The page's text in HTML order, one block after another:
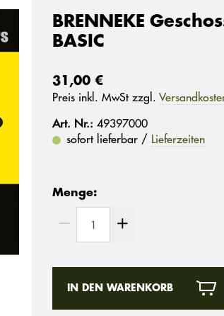
BRENNEKE
BASIC
31,00 €
Preis inkl. MwSt zzgl.
Art. Nr.: 49397000
sofort lieferbar / Lieferzeiten
Menge:
IN DEN WARENKORB